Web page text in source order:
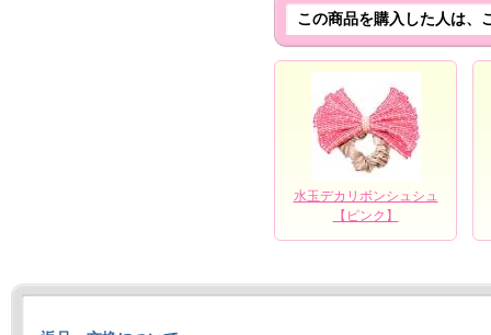
この商品を購入した人は、
水玉デカリボンシュシュ
【ピンク】